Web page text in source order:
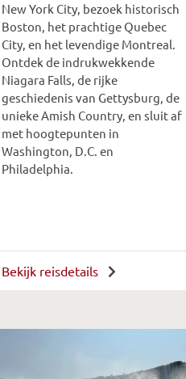
New York City, bezoek historisch
Boston, het prachtige Quebec
City, en het levendige Montreal.
Ontdek de indrukwekkende
Niagara Falls, de rijke
geschiedenis van Gettysburg, de
unieke Amish Country, en sluit af
met hoogtepunten in
Washington, D.C. en
Philadelphia.
Bekijk reisdetails